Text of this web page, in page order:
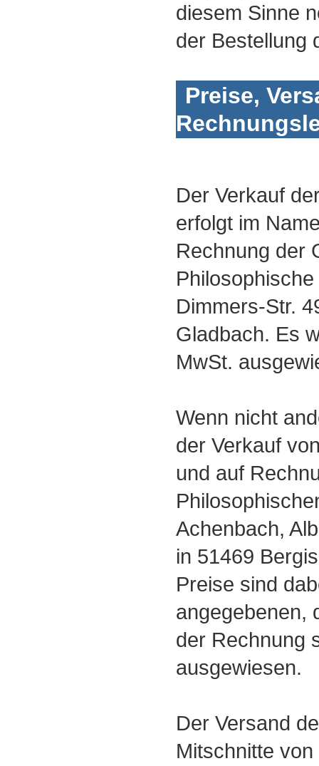
diesem Sinne
der Bestellung
Preise,
Der Verkauf
erfolgt im
Rechnung der
Dimmers-Str.
Gladbach. Es
MwSt.
Wenn nicht
der Verkauf
und auf
Achenbach,
in 51469
Preise sind
angegebenen,
der Rechnung
ausgewiesen.
Der Versand
Mitschnitte